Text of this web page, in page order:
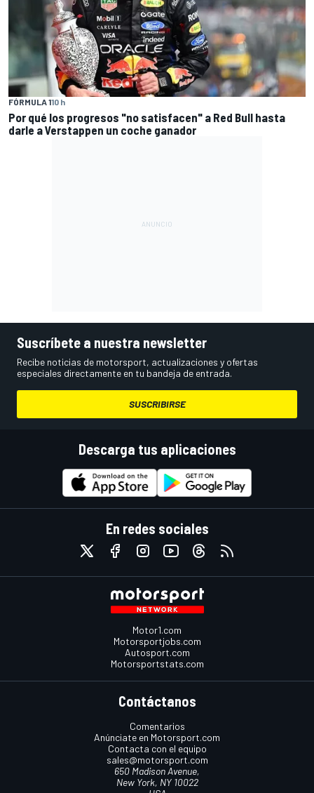
FÓRMULA 110 h
Por qué los progresos "no satisfacen" a Red Bull hasta
darle a Verstappen un coche ganador
Suscríbete a nuestra newsletter
Recibe noticias de motorsport, actualizaciones y ofertas
especiales directamente en tu bandeja de entrada.
SUSCRIBIRSE
Descarga tus aplicaciones
En redes sociales
Motor1.com
Motorsportjobs.com
Autosport.com
Motorsportstats.com
Contáctanos
Comentarios
Anúnciate en Motorsport.com
Contacta con el equipo
sales@motorsport.com
650 Madison Avenue,
New York, NY 10022